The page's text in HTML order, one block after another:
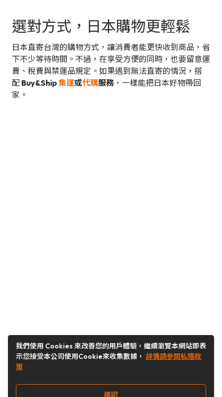
選對方式，日本購物更輕鬆
日本直寄台灣的購物方式，讓消費者能更快收到商品，省
下不少等待時間。不過，在享受方便的同時，也要留意運
費、稅費與禁運品規定。如果遇到無法直寄的情況，搭
配 Buy&Ship集運或代購服務 ，一樣能把日本好物帶回
家。
我們使用 Cookies 來改善您的用戶體驗，繼續瀏覽本網站即表
示您接受本公司使用Cookie來收集數據， 詳情請參閱私隱政
策
確認